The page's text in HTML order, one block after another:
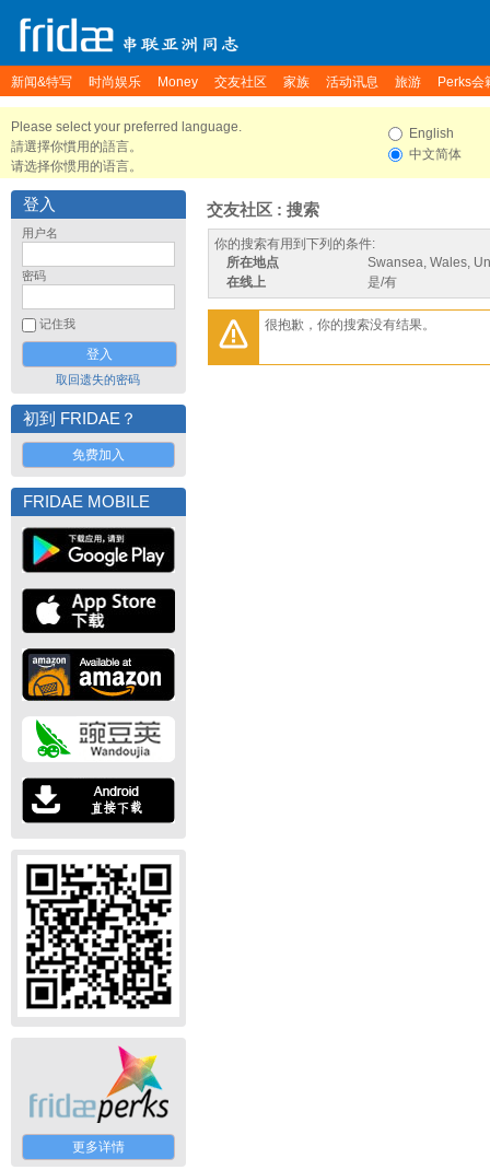
新闻&特写 时尚娱乐 Money 交友社区 家族 活动讯息 旅游 Perks会
Please select your preferred language.
請選擇你慣用的語言。
请选择你惯用的语言。
English
中文简体
登入
用户名
密码
记住我
取回遗失的密码
初到 FRIDAE？
免费加入
FRIDAE MOBILE
更多详情
交友社区 : 搜索
你的搜索有用到下列的条件:
所在地点
Swansea, Wales,
在线上
是/有
很抱歉，你的搜索没有结果。